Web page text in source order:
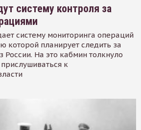
систему контроля за
систему мониторинга операций
которой планирует следить за
России. На это кабмин толкнуло
к